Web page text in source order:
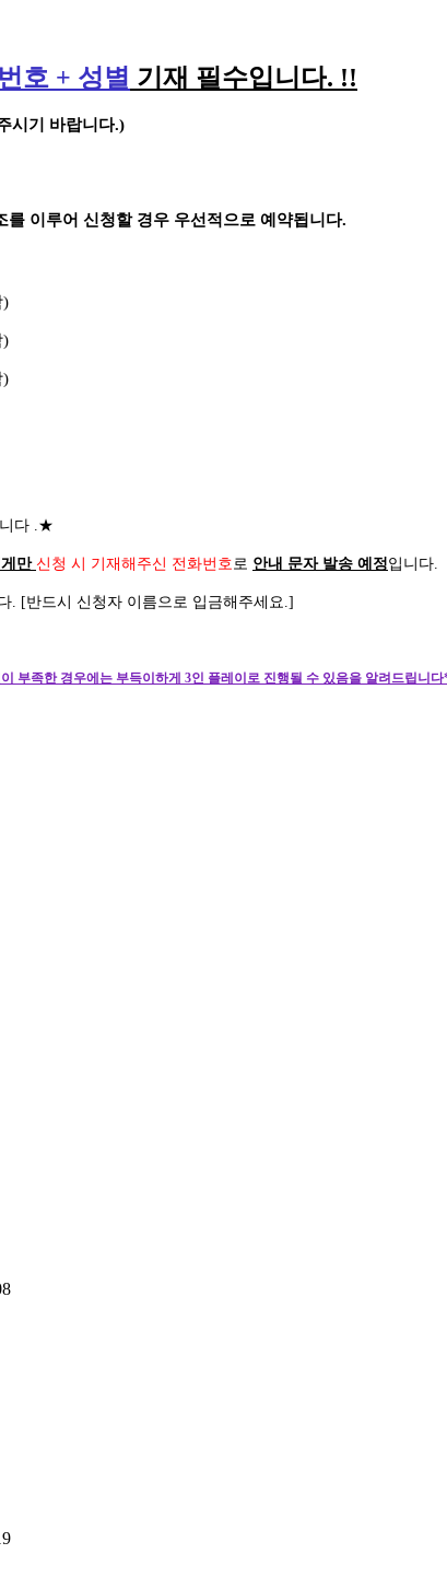
호 + 성별 기재 필수입니다. !!
시기 바랍니다.)
를 이루어 신청할 경우 우선적으로 예약됩니다.
)
)
)
다 .★
만 신청 시 기재해주신 전화번호로 안내 문자 발송 예정입니다.
. [반드시 신청자 이름으로 입금해주세요.]
부족한 경우에는 부득이하게 3인 플레이로 진행될 수 있음을 알려드립니